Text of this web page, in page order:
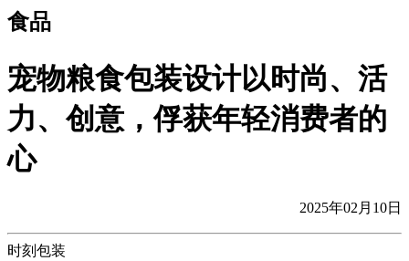
食品
宠物粮食包装设计以时尚、活
力、创意，俘获年轻消费者的
心
2025年02月10日
时刻包装